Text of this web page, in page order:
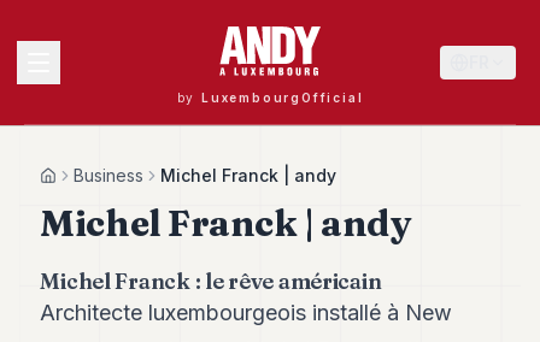
by LuxembourgOfficial
40
Andy
HomeBusiness Michel Franck | andy
Michel Franck | andy
Michel Franck : le rêve américain
Architecte luxembourgeois installé à New